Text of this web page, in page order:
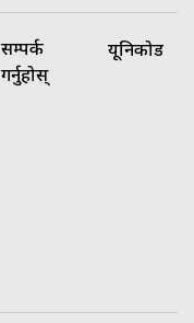
सम्पर्क
गर्नुहोस्
यूनिकोड